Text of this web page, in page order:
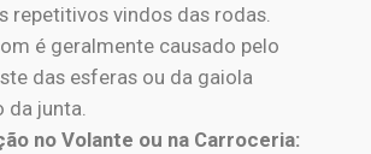
repetitivos vindos das rodas.
é geralmente causado pelo
das esferas ou da gaiola
da junta.
no Volante ou na Carroceria: